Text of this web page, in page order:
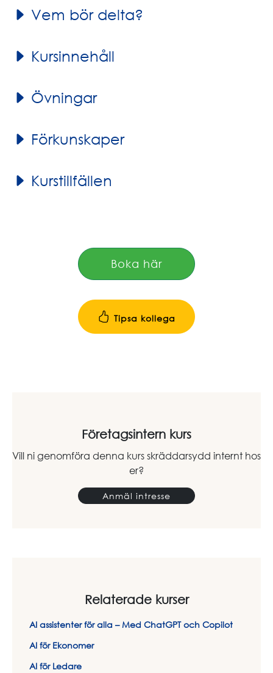
Vem bör delta?
Kursinnehåll
Övningar
Förkunskaper
Kurstillfällen
Boka här
Tipsa kollega
Företagsintern kurs
Vill ni genomföra denna kurs skräddarsydd internt hos
er?
Anmäl intresse
Relaterade kurser
AI assistenter för alla – Med ChatGPT och Copilot
AI för Ekonomer
AI för Ledare